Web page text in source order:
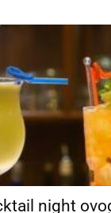
night